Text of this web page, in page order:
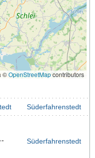
©OpenStreetMapcontributors
Süderfahrenstedt
Süderfahrenstedt